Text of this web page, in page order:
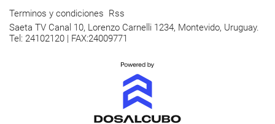
Terminos y condiciones Rss
Saeta TV Canal 10, Lorenzo Carnelli 1234, Montevido, Uruguay.
Tel: 24102120 | FAX:24009771